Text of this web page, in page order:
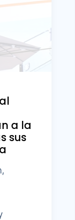
a la
sus